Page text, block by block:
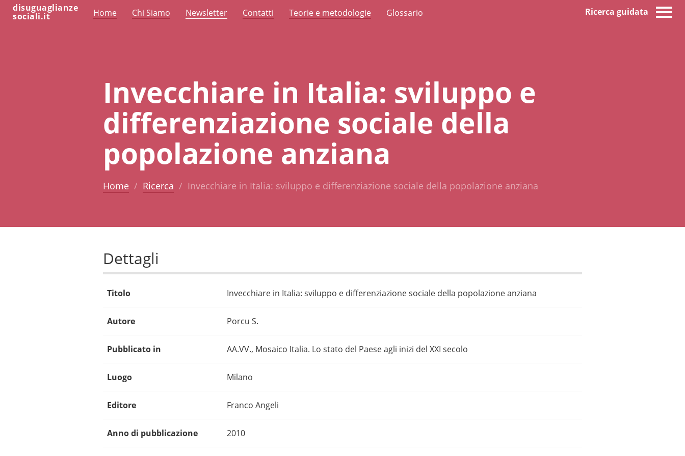
disuguaglianze
sociali.it Home Chi Siamo Newsletter Contatti Teorie e metodologie Glossario Ricerca guidata
Invecchiare in Italia: sviluppo e
differenziazione sociale della
popolazione anziana
Home Ricerca Invecchiare in Italia: sviluppo e differenziazione sociale della popolazione anziana
Dettagli
Titolo Invecchiare in Italia: sviluppo e differenziazione sociale della popolazione anziana
Autore Porcu S.
Pubblicato in AA.VV., Mosaico Italia. Lo stato del Paese agli inizi del XXI secolo
Luogo Milano
Editore Franco Angeli
Anno di pubblicazione 2010